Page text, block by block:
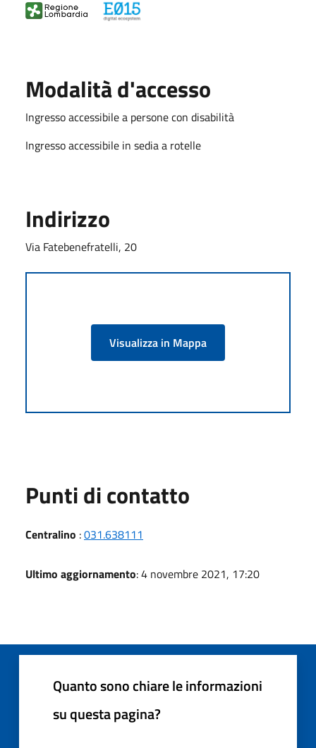
Modalità d'accesso
Ingresso accessibile a persone con disabilità
Ingresso accessibile in sedia a rotelle
Indirizzo
Via Fatebenefratelli, 20
Visualizza in Mappa
Punti di contatto
Centralino :031.638111
Ultimo aggiornamento: 4 novembre 2021, 17:20
Quanto sono chiare le informazioni
su questa pagina?